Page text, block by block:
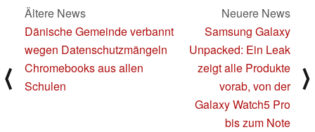
⟨
Ältere News
Dänische Gemeinde verbannt
wegen Datenschutzmängeln
Chromebooks aus allen
Schulen
Neuere News
Samsung Galaxy
Unpacked: Ein Leak
zeigt alle Produkte
vorab, von der
Galaxy Watch5 Pro
bis zum Note
⟩